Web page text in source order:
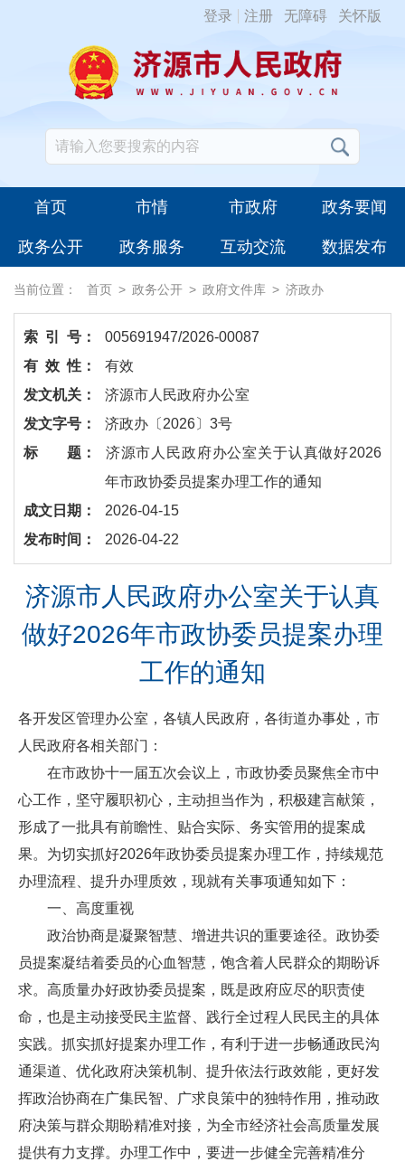
登录 注册 无障碍 关怀版
首页 市情 市政府 政务要闻
政务公开 政务服务 互动交流 数据发布
当前位置： 首页 > 政务公开 > 政府文件库 > 济政办
索 引 号：
005691947/2026-00087
有 效 性：
有效
发文机关：
济源市人民政府办公室
发文字号：
济政办〔2026〕3号
标 题：
​济源市人民政府办公室关于认真做好2026
年市政协委员提案办理工作的通知
成文日期：
2026-04-15
发布时间：
2026-04-22
济源市人民政府办公室关于认真
做好2026年市政协委员提案办理
工作的通知
各开发区管理办公室，各镇人民政府，各街道办事处，市
人民政府各相关部门：
在市政协十一届五次会议上，市政协委员聚焦全市中
心工作，坚守履职初心，主动担当作为，积极建言献策，
形成了一批具有前瞻性、贴合实际、务实管用的提案成
果。为切实抓好2026年政协委员提案办理工作，持续规范
办理流程、提升办理质效，现就有关事项通知如下：
一、高度重视
政治协商是凝聚智慧、增进共识的重要途径。政协委
员提案凝结着委员的心血智慧，饱含着人民群众的期盼诉
求。高质量办好政协委员提案，既是政府应尽的职责使
命，也是主动接受民主监督、践行全过程人民民主的具体
实践。抓实抓好提案办理工作，有利于进一步畅通政民沟
通渠道、优化政府决策机制、提升依法行政效能，更好发
挥政治协商在广集民智、广求良策中的独特作用，推动政
府决策与群众期盼精准对接，为全市经济社会高质量发展
提供有力支撑。办理工作中，要进一步健全完善精准分